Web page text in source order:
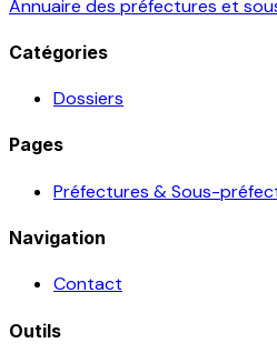
Annuaire des préfectures et
Catégories
Dossiers
Pages
Préfectures & Sous-
Navigation
Contact
Outils